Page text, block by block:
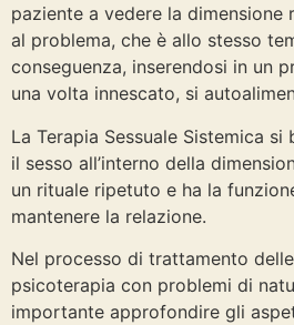
paziente a vedere la
al problema, che è allo stesso
conseguenza, inserendosi in un
una volta innescato, si
La Terapia Sessuale Sistemica
il sesso all’interno della
un rituale ripetuto e ha la
mantenere la relazione.
Nel processo di trattamento
psicoterapia con problemi di
importante approfondire gli